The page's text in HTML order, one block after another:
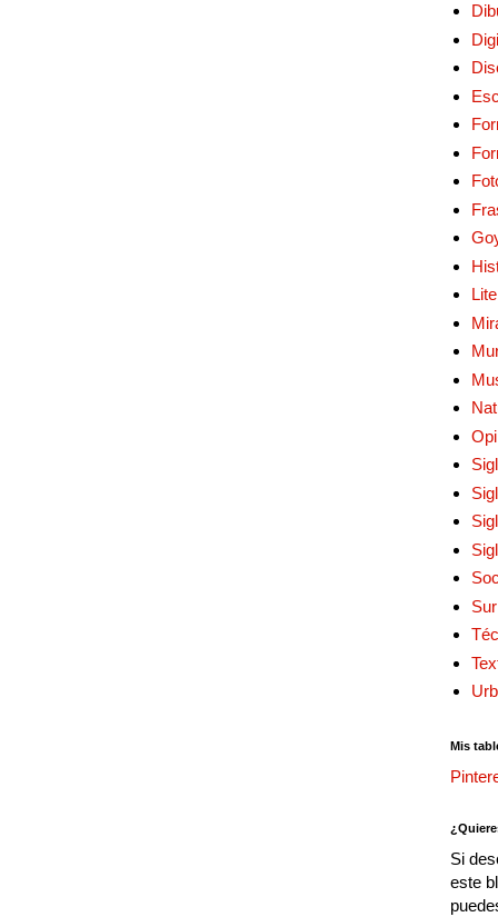
Mis
Si
este